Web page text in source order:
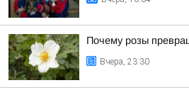
Почему розы
Вчера, 23:30